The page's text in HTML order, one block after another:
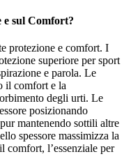
e sul Comfort?
protezione e comfort. I
superiore per sport
e parola. Le
il comfort e la
degli urti. Le
posizionando
mantenendo sottili altre
spessore massimizza la
comfort, l’essenziale per